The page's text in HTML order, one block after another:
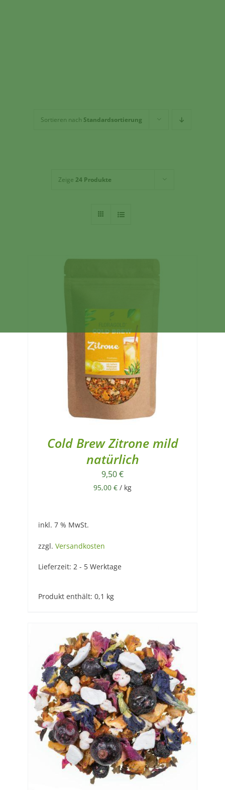
Sortieren nach Standardsortierung
Zeige 24 Produkte
Cold Brew Zitrone mild
natürlich
9,50€
95,00 € / kg
inkl. 7 % MwSt.
zzgl. Versandkosten
Lieferzeit: 2 - 5 Werktage
Produkt enthält: 0,1 kg